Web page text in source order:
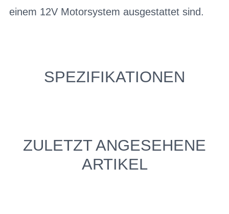
einem 12V Motorsystem ausgestattet sind.
SPEZIFIKATIONEN
ZULETZT ANGESEHENE
ARTIKEL